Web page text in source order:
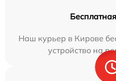
Наш курьер в Кирове
устройство на